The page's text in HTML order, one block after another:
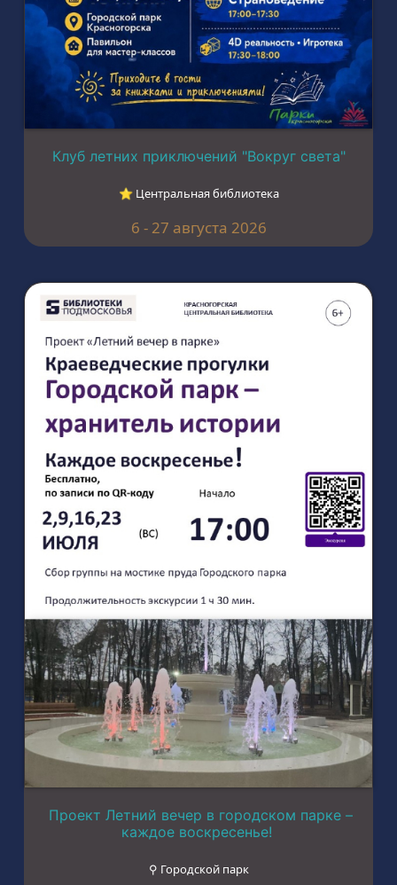
Клуб летних приключений "Вокруг света"
⭐︎ Центральная библиотека
6 - 27 августа 2026
Проект Летний вечер в городском парке –
каждое воскресенье!
⚲ Городской парк